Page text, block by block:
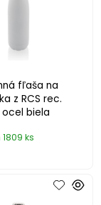
fľaša na
z RCS rec.
biela
ks